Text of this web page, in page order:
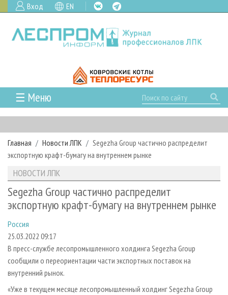
Вход EN
☰ Меню
ГЛАВНАЯ
РУБРИКИ И ТЕМЫ
РУБРИКИ ЖУРНАЛА
ЛЕСОЗАГОТОВКА
ЛЕСОПИЛЕНИЕ
СУШКА ДРЕВЕСИНЫ
ПРОИЗВОДСТВО ДРЕВЕСНЫХ ПЛИТ
ДЕРЕВЯННОЕ ДОМОСТРОЕНИЕ
НОВОСТИ
НОВОСТИ ЛПК
НОВОСТИ ЖУРНАЛА
ПРОЕКТЫ ЛПИ
АНАЛИТИКА
ПРЕДПРИЯТИЯ ЛПК
ПЕРСОНЫ
МОБИЛЬНЫЕ ВЫСТАВКИ
ОФИЦИАЛЬНЫЕ ДЕЛЕГАЦИИ
ПРИОРИТЕТНЫЕ ИНВЕСТПРОЕКТЫ
АРХИВ
АРХИВ ЖУРНАЛОВ
О ЖУРНАЛЕ
КОНТАКТЫ
РЕКЛАМОДАТЕЛЯМ
РЕКЛАМА
РЕКЛАМА НА САЙТЕ
Главная Новости ЛПК
Segezha Group частично распределит
экспортную крафт-бумагу на внутреннем рынке
НОВОСТИ ЛПК
Segezha Group частично распределит
экспортную крафт-бумагу на внутреннем рынке
Россия
25.03.2022 09:17
В пресс-службе лесопромышленного холдинга Segezha Group
сообщили о переориентации части экспортных поставок на
внутренний рынок.
«Уже в текущем месяце лесопромышленный холдинг Segezha Group